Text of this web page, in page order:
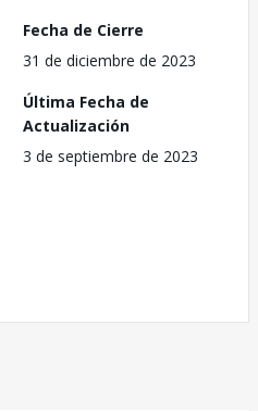
Fecha de Cierre
31 de diciembre de 2023
Última Fecha de
Actualización
3 de septiembre de 2023